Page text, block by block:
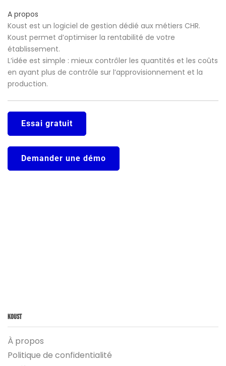
A propos
Koust est un logiciel de gestion dédié aux métiers CHR.
Koust permet d’optimiser la rentabilité de votre
établissement.
L’idée est simple : mieux contrôler les quantités et les coûts
en ayant plus de contrôle sur l’approvisionnement et la
production.
Essai gratuit
Demander une démo
Koust
À propos
Politique de confidentialité